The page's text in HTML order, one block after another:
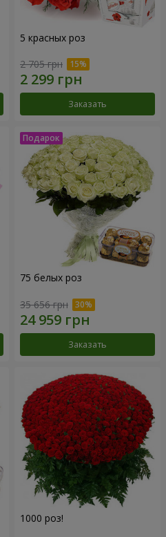
5 красных роз
2 705 грн
Заказать
75 белых роз
35 656 грн
Заказать
1000 роз!